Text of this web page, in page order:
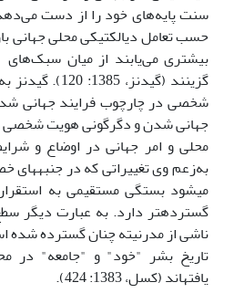
سنت پایه‌های خود را از دست
حسب تعامل دیالکتیکی محلی ‌جهانی
بیشتری‌ ‌می‌یابند از میان
گزینند
شخصی در چارچوب فرایند جهانی
جهانی شدن و دگرگونی هویت شخصی
محلی و امر جهانی در اوضاع و
به‌زعم وی تغییراتی که در
می‏شود بستگی مستقیمی به
گسترده‏تر دارد. به عبارت دیگر
ناشی از مدرنیته چنان گسترده شده
تاریخ بشر "خود" و "جامعه" در
یافته‏اند (کسل، 1383: 424).